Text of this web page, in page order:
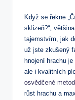
Když se řekne
sklizeň?“,
tajemstvím, jak
už jste zkušený
hnojení hrachu
ale i kvalitních
osvědčené
růst hrachu a